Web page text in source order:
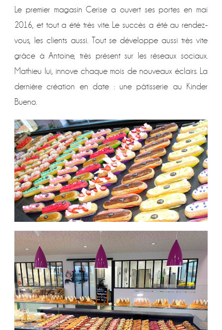
Le premier magasin Cerise a ouvert ses portes en mai
2016, et tout a été très vite. Le succès a été au rendez-
vous, les clients aussi. Tout se développe aussi très vite
grâce à Antoine, très présent sur les réseaux sociaux.
Mathieu lui, innove chaque mois de nouveaux éclairs. La
dernière création en date : une pâtisserie au Kinder
Bueno.